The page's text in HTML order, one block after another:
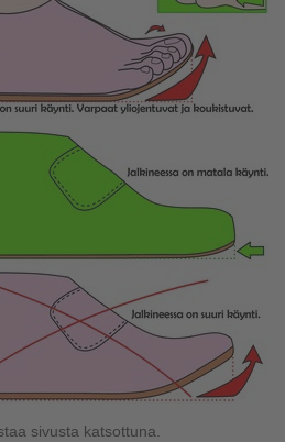
sivusta katsottuna.